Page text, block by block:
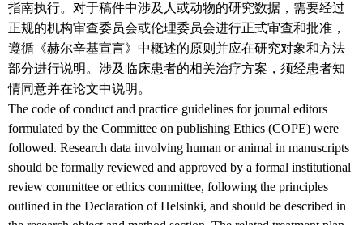
指南执行。对于稿件中涉及人或动物的研究数据，需要经过
正规的机构审查委员会或伦理委员会进行正式审查和批准，
遵循《赫尔辛基宣言》中概述的原则并应在研究对象和方法
部分进行说明。涉及临床患者的相关治疗方案，须经患者知
情同意并在论文中说明。
The code of conduct and practice guidelines for journal editors
formulated by the Committee on publishing Ethics (COPE) were
followed. Research data involving human or animal in manuscripts
should be formally reviewed and approved by a formal institutional
review committee or ethics committee, following the principles
outlined in the Declaration of Helsinki, and should be described in